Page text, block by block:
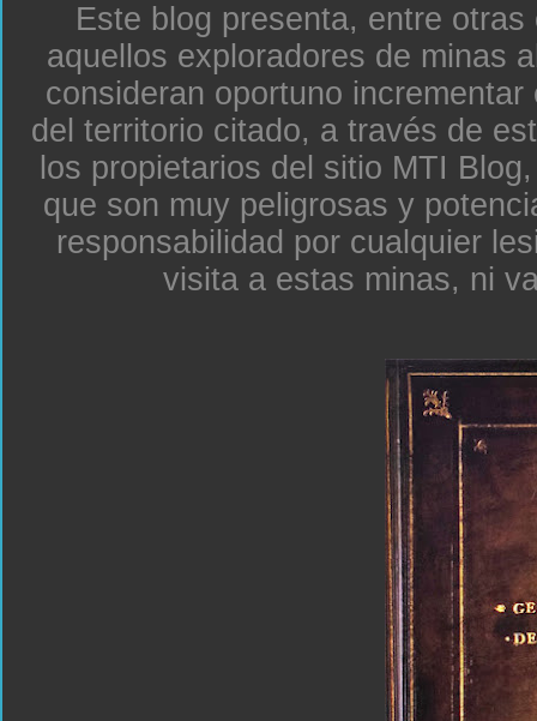
Este blog presenta, entre
aquellos exploradores de minas
consideran oportuno
del territorio citado, a través de
los propietarios del sitio MTI
que son muy peligrosas y
responsabilidad por cualquier
visita a estas minas, ni